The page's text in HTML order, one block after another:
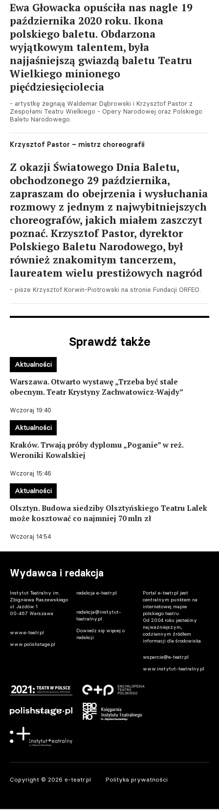
Ewa Głowacka opuściła nas nagle 19
października 2020 roku. Ikona
polskiego baletu. Obdarzona
wyjątkowym talentem, była
najjaśniejszą gwiazdą baletu Teatru
Wielkiego minionego
pięćdziesięciolecia
- artystkę żegnają Waldemar Dąbrowski i Krzysztof Pastor z
Zespołami Teatru Wielkiego - Opery Narodowej oraz Polskiego
Baletu Narodowego.
Krzysztof Pastor – mistrz choreografii
Z okazji Światowego Dnia Baletu,
obchodzonego 29 października,
zapraszam do obejrzenia i wysłuchania
rozmowy z jednym z najwybitniejszych
choreografów, jakich miałem zaszczyt
poznać. Krzysztof Pastor, dyrektor
Polskiego Baletu Narodowego, był
również znakomitym tancerzem,
laureatem wielu prestiżowych nagród
- pisze Krzysztof Korwin-Piotrowski na stronie Fundacji ORFEO.
Sprawdź także
Warszawa. Otwarto wystawę „Trzeba być stale
obecnym. Teatr Krystyny Zachwatowicz-Wajdy”
Wczoraj 19:40
Aktualności
Kraków. Trwają próby dyplomu „Poganie” w reż.
Weroniki Kowalskiej
Wczoraj 15:46
Aktualności
Olsztyn. Budowa siedziby Olsztyńskiego Teatru Lalek
może kosztować co najmniej 70 mln zł
Wczoraj 14:54
Aktualności
Wydawca i redakcja
Instytut Teatralny im.
Zbigniewa Raszewskiego
ul. Jazdów 1
00-467 Warszawa
www.e-teatr.pl
www.polishstage.pl
redakcja e-teatr.pl
redakcja@instytut-
teatralny.pl
Dowiedz się więcej o
redakcji
Portal e-teatr.pl jest
centralnym punktem na
internetowej mapie
polskiego teatru.
Od 2004 roku jesteśmy
najważniejszym,
codziennym źródłem
informacji dla środowiska.
wsparcie@e-teatr.pl
www.instytut-teatralny.pl
Copyright © 2026 e-teatr.pl Polityka prywatności